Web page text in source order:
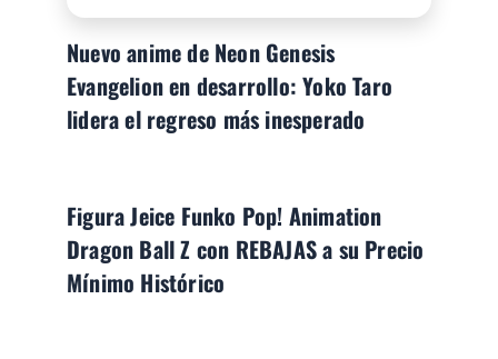
Nuevo anime de Neon Genesis
Evangelion en desarrollo: Yoko Taro
lidera el regreso más inesperado
Figura Jeice Funko Pop! Animation
Dragon Ball Z con REBAJAS a su Precio
Mínimo Histórico